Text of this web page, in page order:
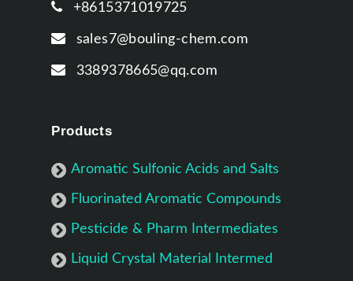
+8615371019725
sales7@bouling-chem.com
3389378665@qq.com
Products
Aromatic Sulfonic Acids and Salts
Fluorinated Aromatic Compounds
Pesticide & Pharm Intermediates
Liquid Crystal Material Intermed